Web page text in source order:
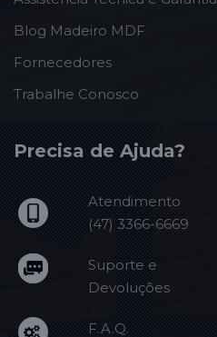
Blog Madeiro MDF
Fornecedores
Trabalhe Conosco
Precisa de Ajuda?
Atendimento
(47) 3366-6669
Suporte e
Devoluções
F.A.Q.